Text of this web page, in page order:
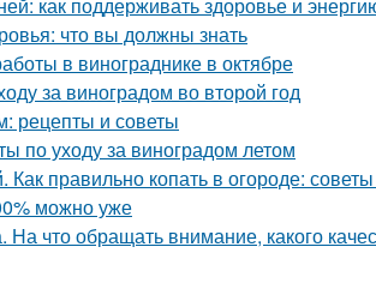
что вы должны знать
в винограднике в октябре
за виноградом во второй год
рецепты и советы
по уходу за виноградом летом
Как правильно копать в огороде:
можно уже
что обращать внимание, какого